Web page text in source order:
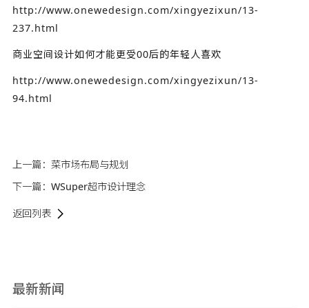
http://www.onewedesign.com/xingyezixun/13-
237.html
商业空间设计如何才能更受00后的年轻人喜欢
http://www.onewedesign.com/xingyezixun/13-
94.html
上一篇： 菜市场布局与规划
下一篇： WSuper超市设计理念
返回列表
最新新闻